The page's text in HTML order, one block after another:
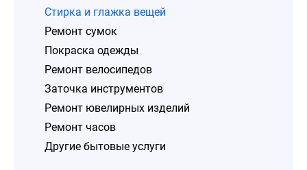
Стирка и глажка вещей
Ремонт сумок
Покраска одежды
Ремонт велосипедов
Заточка инструментов
Ремонт ювелирных изделий
Ремонт часов
Другие бытовые услуги